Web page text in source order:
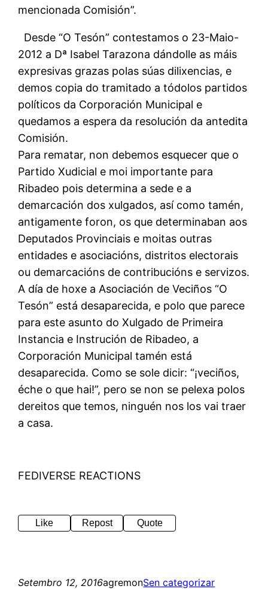
mencionada Comisión”.
Desde “O Tesón” contestamos o 23-Maio-
2012 a Dª Isabel Tarazona dándolle as máis
expresivas grazas polas súas dilixencias, e
demos copia do tramitado a tódolos partidos
políticos da Corporación Municipal e
quedamos a espera da resolución da antedita
Comisión.
Para rematar, non debemos esquecer que o
Partido Xudicial e moi importante para
Ribadeo pois determina a sede e a
demarcación dos xulgados, así como tamén,
antigamente foron, os que determinaban aos
Deputados Provinciais e moitas outras
entidades e asociacións, distritos electorais
ou demarcacións de contribucións e servizos.
A día de hoxe a Asociación de Veciños “O
Tesón” está desaparecida, e polo que parece
para este asunto do Xulgado de Primeira
Instancia e Instrución de Ribadeo, a
Corporación Municipal tamén está
desaparecida. Como se sole dicir: “¡veciños,
éche o que hai!”, pero se non se pelexa polos
dereitos que temos, ninguén nos los vai traer
a casa.
FEDIVERSE REACTIONS
Like Repost Quote
Setembro 12, 2016agremonSen categorizar